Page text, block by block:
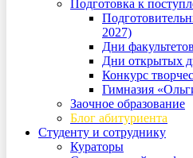
Подготовка к
2027)
Дни факультетов
Дни открытых
Конкурс
Гимназия
Заочное образование
Блог абитуриента
Студенту и сотруднику
Кураторы